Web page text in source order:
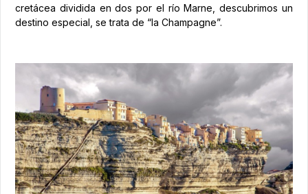
cretácea dividida en dos por el río Marne, descubrimos un
destino especial, se trata de “la Champagne”.